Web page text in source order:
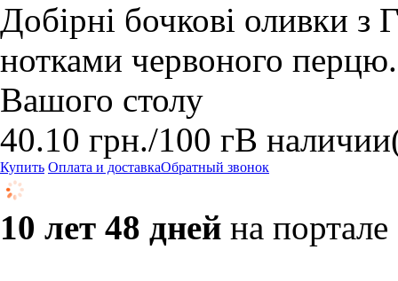
Добірні бочкові оливки з
нотками червоного
Вашого столу
40.10 грн./100 гВ наличии
Купить Оплата и доставкаОбратный звонок
10 лет 48 дней на портале